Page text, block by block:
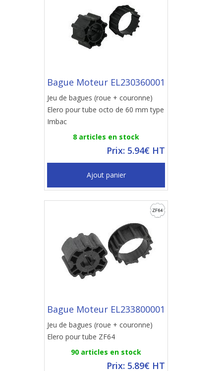
Bague Moteur EL230360001
Jeu de bagues (roue + couronne)
Elero pour tube octo de 60 mm type
Imbac
8 articles en stock
Prix: 5.94€ HT
Ajout panier
Bague Moteur EL233800001
Jeu de bagues (roue + couronne)
Elero pour tube ZF64
90 articles en stock
Prix: 5.89€ HT